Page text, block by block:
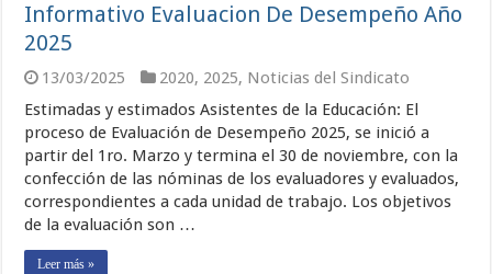
Informativo Evaluacion De Desempeño Año
2025
13/03/2025 2020, 2025, Noticias del Sindicato
Estimadas y estimados Asistentes de la Educación: El
proceso de Evaluación de Desempeño 2025, se inició a
partir del 1ro. Marzo y termina el 30 de noviembre, con la
confección de las nóminas de los evaluadores y evaluados,
correspondientes a cada unidad de trabajo. Los objetivos
de la evaluación son …
Leer más »